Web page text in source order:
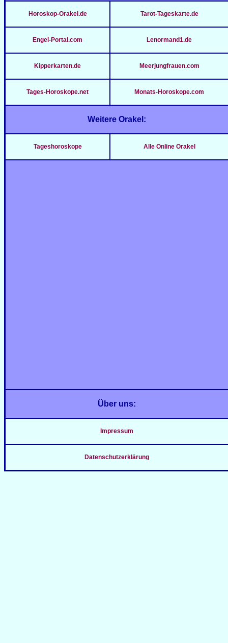
Horoskop-Orakel.de Tarot-Tageskarte.de
Engel-Portal.com Lenormand1.de
Kipperkarten.de Meerjungfrauen.com
Tages-Horoskope.net Monats-Horoskope.com
Weitere Orakel:
Tageshoroskope Alle Online Orakel
Über uns:
Impressum
Datenschutzerklärung